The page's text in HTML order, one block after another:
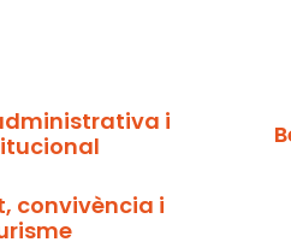
i
convivència i